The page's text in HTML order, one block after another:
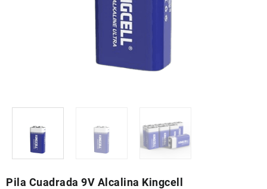
Pila Cuadrada 9V Alcalina Kingcell